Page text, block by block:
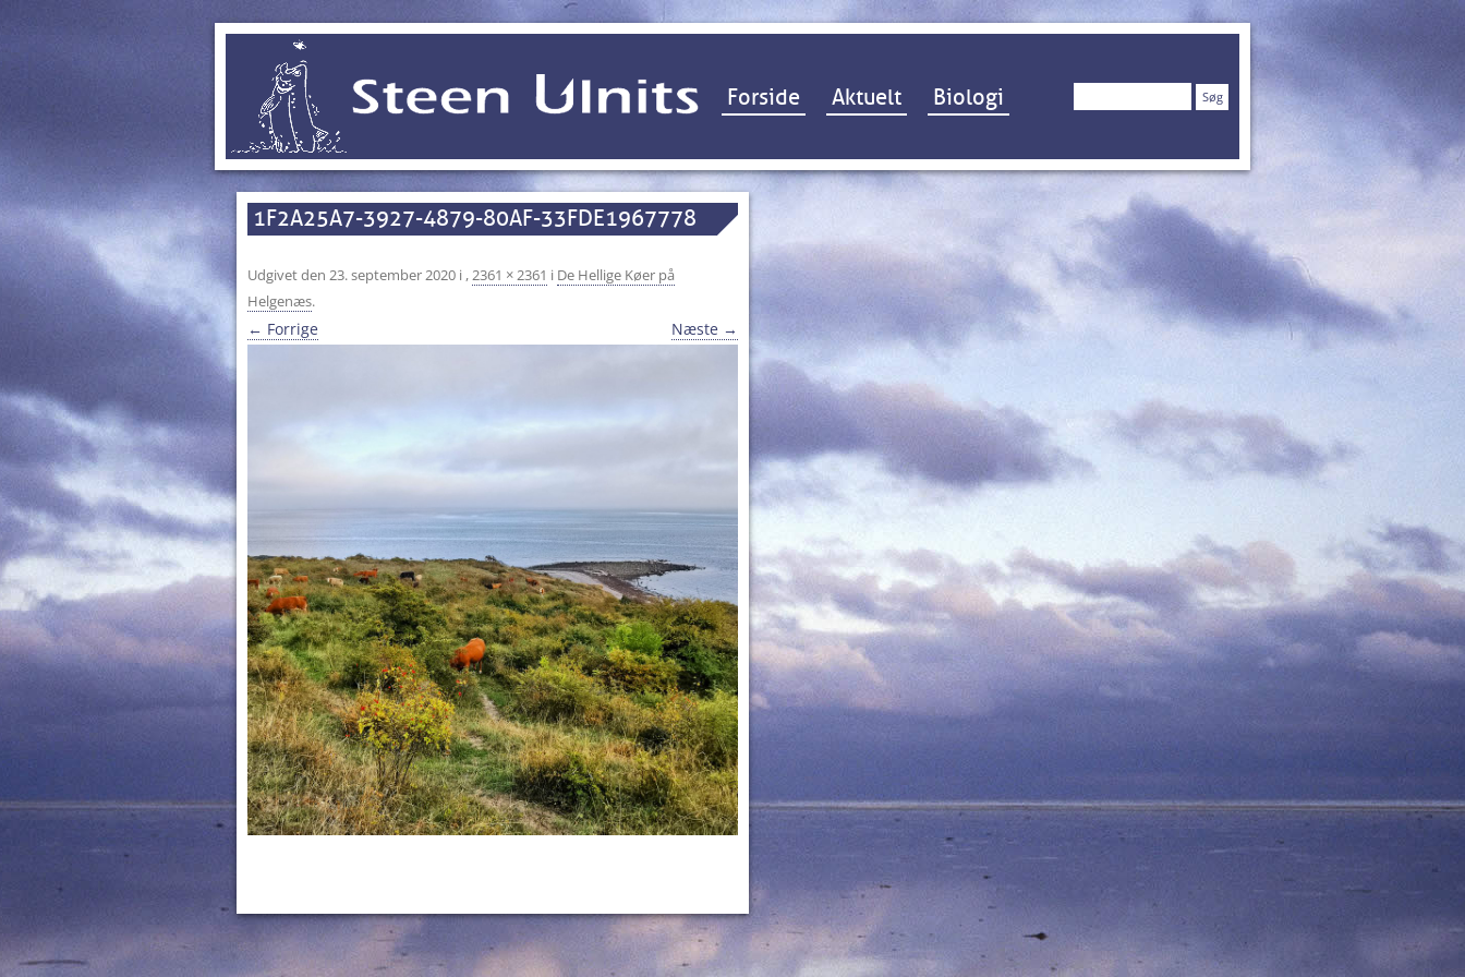
Hop til indhold
Forside Aktuelt Biologi Søg
1F2A25A7-3927-4879-80AF-33FDE1967778
Udgivet den 23. september 2020 i ,2361 × 2361 i De Hellige Køer på
Helgenæs.
← Forrige Næste →